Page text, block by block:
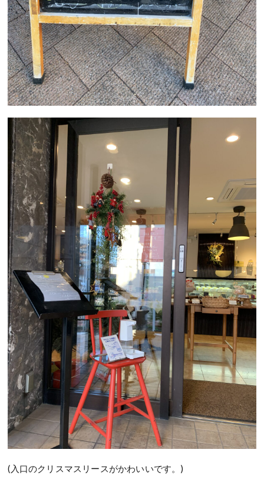
(入口のクリスマスリースがかわいいです。)